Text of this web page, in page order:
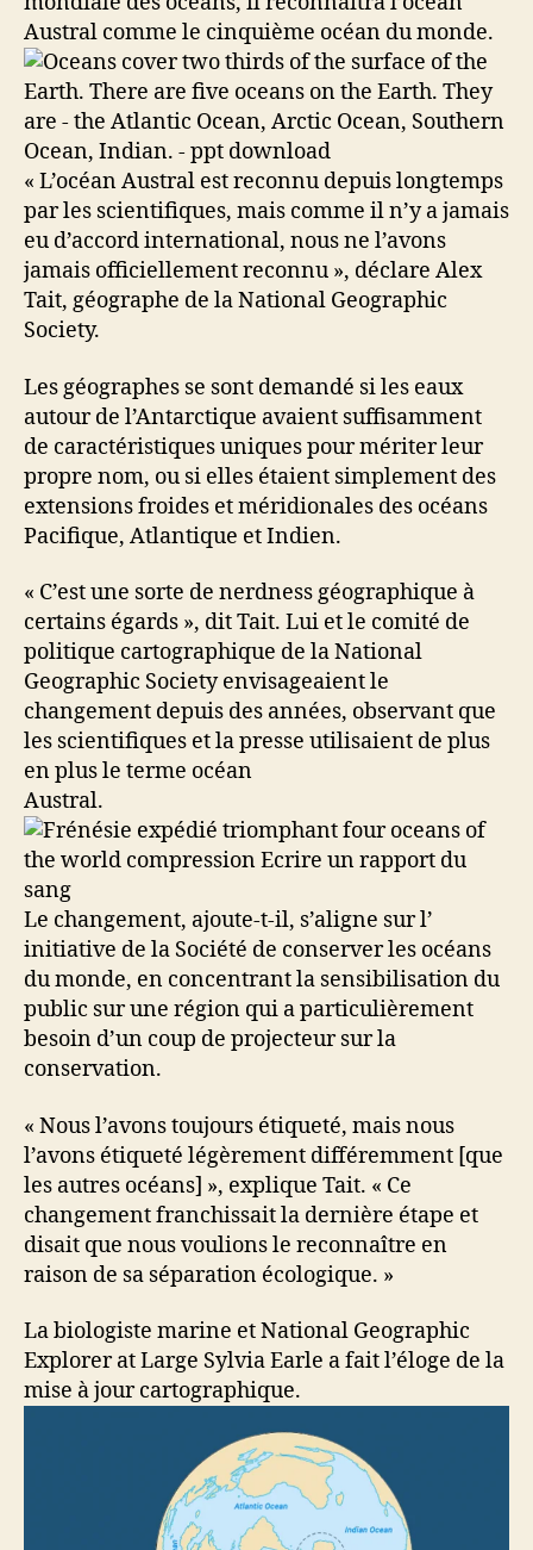
Austral comme le cinquième océan du monde.
« L’océan Austral est reconnu depuis longtemps
par les scientifiques, mais comme il n’y a jamais
eu d’accord international, nous ne l’avons
jamais officiellement reconnu », déclare Alex
Tait, géographe de la National Geographic
Society.
Les géographes se sont demandé si les eaux
autour de l’Antarctique avaient suffisamment
de caractéristiques uniques pour mériter leur
propre nom, ou si elles étaient simplement des
extensions froides et méridionales des océans
Pacifique, Atlantique et Indien.
« C’est une sorte de nerdness géographique à
certains égards », dit Tait. Lui et le comité de
politique cartographique de la National
Geographic Society envisageaient le
changement depuis des années, observant que
les scientifiques et la presse utilisaient de plus
en plus le terme océan
Austral.
Le changement, ajoute-t-il, s’aligne sur l’
initiative de la Société de conserver les océans
du monde, en concentrant la sensibilisation du
public sur une région qui a particulièrement
besoin d’un coup de projecteur sur la
conservation.
« Nous l’avons toujours étiqueté, mais nous
l’avons étiqueté légèrement différemment [que
les autres océans] », explique Tait. « Ce
changement franchissait la dernière étape et
disait que nous voulions le reconnaître en
raison de sa séparation écologique. »
La biologiste marine et National Geographic
Explorer at Large Sylvia Earle a fait l’éloge de la
mise à jour cartographique.